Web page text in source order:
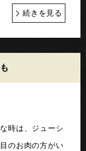
続きを見る
時は、ジューシ
のお肉の方がい